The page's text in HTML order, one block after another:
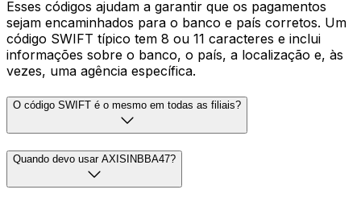
Esses códigos ajudam a garantir que os pagamentos
sejam encaminhados para o banco e país corretos. Um
código SWIFT típico tem 8 ou 11 caracteres e inclui
informações sobre o banco, o país, a localização e, às
vezes, uma agência específica.
O código SWIFT é o mesmo em todas as filiais?
Quando devo usar AXISINBBA47?